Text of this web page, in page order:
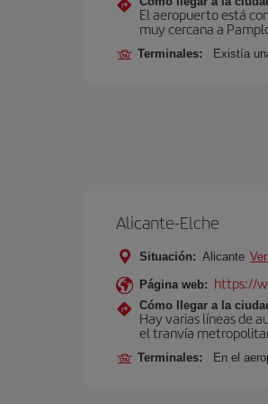
El aeropuerto está
muy cercana a
Terminales: Existía
Alicante-Elche
Situación: Alicante
Página web: https://
Cómo llegar a la
Hay varias líneas de
el tranvía
Terminales: En el